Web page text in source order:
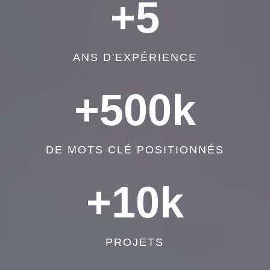
+5
ANS D'EXPÉRIENCE
+500k
DE MOTS CLÉ POSITIONNÉS
+10k
PROJETS